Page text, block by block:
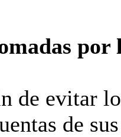
por
de evitar
de